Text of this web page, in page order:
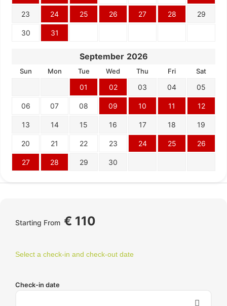
23 24 25 26 27 28 29
30 31
September 2026
Sun Mon Tue Wed Thu Fri Sat
01 02 03 04 05
06 07 08 09 10 11 12
13 14 15 16 17 18 19
20 21 22 23 24 25 26
27 28 29 30
Starting From € 110
Select a check-in and check-out date
Check-in date